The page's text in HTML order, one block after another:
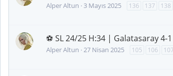
Alper Altun 3 Mayıs 2025 136 137 138
⚽ SL 24/25 H:34 | Galatasaray 4-
Alper Altun 27 Nisan 2025 105 106 107